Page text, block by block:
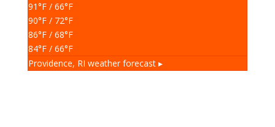
91°F/ 66°F
90°F/ 72°F
86°F/ 68°F
84°F/ 66°F
Providence, RI weather forecast ▸